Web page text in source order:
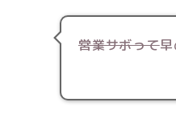
営業サボって早